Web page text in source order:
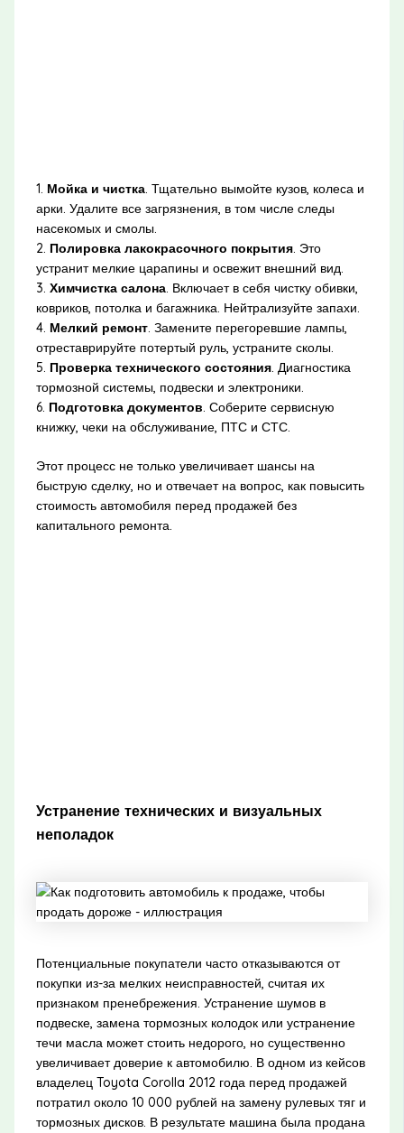
1. Мойка и чистка. Тщательно вымойте кузов, колеса и
арки. Удалите все загрязнения, в том числе следы
насекомых и смолы.
2. Полировка лакокрасочного покрытия. Это
устранит мелкие царапины и освежит внешний вид.
3. Химчистка салона. Включает в себя чистку обивки,
ковриков, потолка и багажника. Нейтрализуйте запахи.
4. Мелкий ремонт. Замените перегоревшие лампы,
отреставрируйте потертый руль, устраните сколы.
5. Проверка технического состояния. Диагностика
тормозной системы, подвески и электроники.
6. Подготовка документов. Соберите сервисную
книжку, чеки на обслуживание, ПТС и СТС.
Этот процесс не только увеличивает шансы на
быструю сделку, но и отвечает на вопрос, как повысить
стоимость автомобиля перед продажей без
капитального ремонта.
Устранение технических и визуальных
неполадок
Потенциальные покупатели часто отказываются от
покупки из-за мелких неисправностей, считая их
признаком пренебрежения. Устранение шумов в
подвеске, замена тормозных колодок или устранение
течи масла может стоить недорого, но существенно
увеличивает доверие к автомобилю. В одном из кейсов
владелец Toyota Corolla 2012 года перед продажей
потратил около 10 000 рублей на замену рулевых тяг и
тормозных дисков. В результате машина была продана